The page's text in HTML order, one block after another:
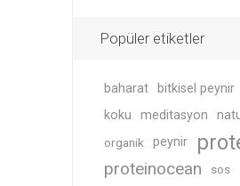
Popüler etiketler
baharat bitkisel peynir
koku meditasyon
organik peynir
proteinocean sos